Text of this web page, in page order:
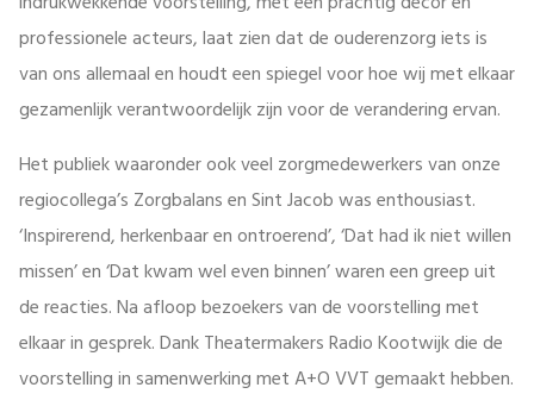
professionele acteurs, laat zien dat de ouderenzorg iets is
van ons allemaal en houdt een spiegel voor hoe wij met elkaar
gezamenlijk verantwoordelijk zijn voor de verandering ervan.
Het publiek waaronder ook veel zorgmedewerkers van onze
regiocollega’s Zorgbalans en Sint Jacob was enthousiast.
‘Inspirerend, herkenbaar en ontroerend’, ‘Dat had ik niet willen
missen’ en ‘Dat kwam wel even binnen’ waren een greep uit
de reacties. Na afloop bezoekers van de voorstelling met
elkaar in gesprek. Dank Theatermakers Radio Kootwijk die de
voorstelling in samenwerking met A+O VVT gemaakt hebben.